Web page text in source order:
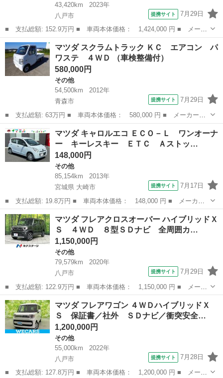
43,420km
2023年
八戸市
提携サイト 7月29日
■ 支払総額: 152.9万円 ■ 車両本体価格： 1,424,000 円 ■ メーカ
ー名： マツダ ■ 車種名： フレアクロスオーバー ■ グレード
名： ハイブリッドＸＧ ４ＷＤ 純正ＳＤナビ バックカメラ 衝
突軽減シス...
青森 八戸市 その他
マツダ スクラムトラック ＫＣ エアコン パ
ワステ ４ＷＤ （車検整備付）
580,000円
その他
54,500km
2012年
青森市
提携サイト 7月29日
■ 支払総額: 63万円 ■ 車両本体価格： 580,000 円 ■ メーカー
名： マツダ ■ 車種名： スクラムトラック ■ グレード名： Ｋ
Ｃ エアコン パワステ ４ＷＤ ■ 排気量： 660cc ■ ドア枚
数： 2D...
青森 青森市 その他
マツダ キャロルエコ ＥＣＯ－Ｌ ワンオーナ
ー キーレスキー ＥＴＣ Ａストッ…
148,000円
その他
85,154km
2013年
宮城県 大崎市
提携サイト 7月17日
■ 支払総額: 19.8万円 ■ 車両本体価格： 148,000 円 ■ メーカー
名： マツダ ■ 車種名： キャロルエコ ■ グレード名： ＥＣＯ
－Ｌ ワンオーナー キーレスキー ＥＴＣ Ａストップ ■ 排気
量： 660...
宮城 大崎市 その他
マツダ フレアクロスオーバー ハイブリッドＸ
Ｓ ４ＷＤ ８型ＳＤナビ 全周囲カ…
1,150,000円
その他
79,579km
2020年
八戸市
提携サイト 7月29日
■ 支払総額: 122.9万円 ■ 車両本体価格： 1,150,000 円 ■ メーカ
ー名： マツダ ■ 車種名： フレアクロスオーバー ■ グレード
名： ハイブリッドＸＳ ４ＷＤ ８型ＳＤナビ 全周囲カメラ 衝
突被害軽減...
青森 八戸市 その他
マツダ フレアワゴン ４ＷＤハイブリッドＸ
Ｓ 保証書／社外 ＳＤナビ／衝突安全…
1,200,000円
その他
55,000km
2022年
八戸市
提携サイト 7月28日
■ 支払総額: 127.8万円 ■ 車両本体価格： 1,200,000 円 ■ メーカ